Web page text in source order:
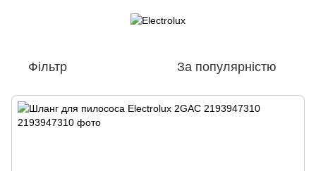
Фільтр За популярністю